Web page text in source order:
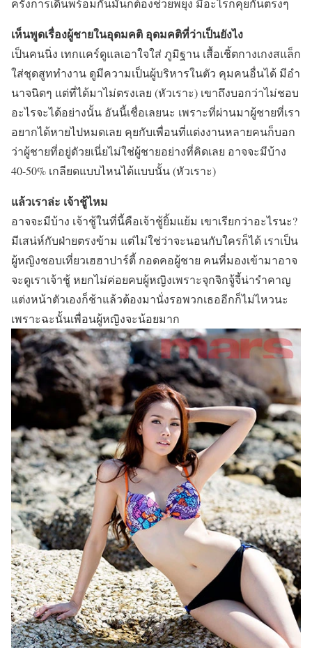
ครั้งการเดินพร้อมกันมันก็ต้องช่วยพยุง มีอะไรก็คุยกันตรงๆ
เห็นพูดเรื่องผู้ชายในอุดมคติ อุดมคติที่ว่าเป็นยังไง
เป็นคนนิ่ง เทกแคร์ดูแลเอาใจใส่ ภูมิฐาน เสื้อเชิ้ตกางเกงสแล็ก
ใส่ชุดสูททำงาน ดูมีความเป็นผู้บริหารในตัว คุมคนอื่นได้ มีอำ
นาจนิดๆ แต่ที่ได้มาไม่ตรงเลย (หัวเราะ) เขาถึงบอกว่าไม่ชอบ
อะไรจะได้อย่างนั้น อันนี้เชื่อเลยนะ เพราะที่ผ่านมาผู้ชายที่เรา
อยากได้หายไปหมดเลย คุยกับเพื่อนที่แต่งงานหลายคนก็บอก
ว่าผู้ชายที่อยู่ดัวยเนี่ยไม่ใช่ผู้ชายอย่างที่คิดเลย อาจจะมีบ้าง
40-50% เกลียดแบบไหนได้แบบนั้น (หัวเราะ)
แล้วเราล่ะ เจ้าชู้ไหม
อาจจะมีบ้าง เจ้าชู้ในที่นี้คือเจ้าชู้ยิ้มแย้ม เขาเรียกว่าอะไรนะ?
มีเสน่ห์กับฝ่ายตรงข้าม แต่ไม่ใช่ว่าจะนอนกับใครก็ได้ เราเป็น
ผู้หญิงชอบเที่ยวเฮฮาปาร์ตี้ กอดคอผู้ชาย คนที่มองเข้ามาอาจ
จะดูเราเจ้าชู้ หยกไม่ค่อยคบผู้หญิงเพราะจุกจิกจู้จี้น่ารำคาญ
แต่งหน้าตัวเองก็ช้าแล้วต้องมานั่งรอพวกเธออีกก็ไม่ไหวนะ
เพราะฉะนั้นเพื่อนผู้หญิงจะน้อยมาก